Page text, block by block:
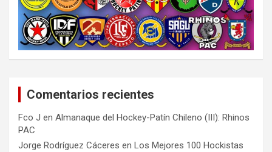
Comentarios recientes
Fco J en Almanaque del Hockey-Patín Chileno (III): Rhinos
PAC
Jorge Rodríguez Cáceres en Los Mejores 100 Hockistas